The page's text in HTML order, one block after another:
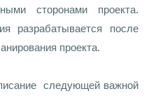
сторонами проекта.
разрабатывается после
проекта.
следующей важной